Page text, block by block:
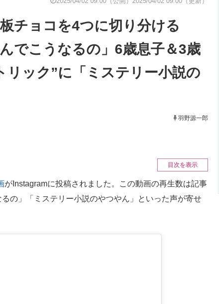
IT製品の技術・比較・事例 製造業のIT
エネルギー
チョコを4つに切り分ける
こうなるの」6歳息子＆3歳
リック”に「ミステリー小説の
羽野源一郎
目次を表示
がInstagramに投稿されました。この動画の再生数は記事
の」「ミステリー小説のやつやん」といった声が寄せ